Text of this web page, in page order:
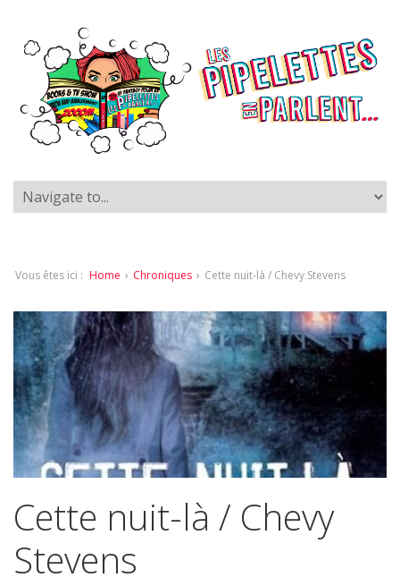
Vous êtes ici : Home › Chroniques › Cette nuit-là / Chevy Stevens
Cette nuit-là / Chevy
Stevens